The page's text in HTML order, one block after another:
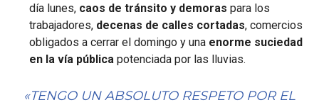
día lunes, caos de tránsito y demoras para los
trabajadores, decenas de calles cortadas, comercios
obligados a cerrar el domingo y una enorme suciedad
en la vía pública potenciada por las lluvias.
«TENGO UN ABSOLUTO RESPETO POR EL